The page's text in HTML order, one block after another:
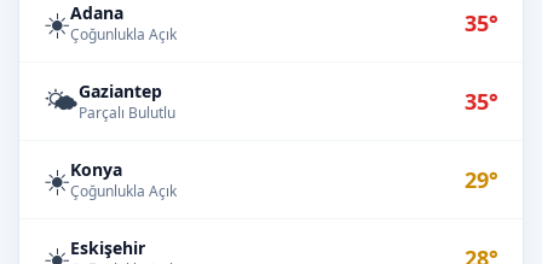
☀️Adana
Çoğunlukla Açık 35°
🌤️Gaziantep
Parçalı Bulutlu 35°
☀️Konya
Çoğunlukla Açık 29°
Eskişehir 28°